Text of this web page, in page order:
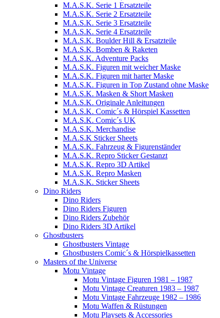
M.A.S.K. Serie 1 Ersatzteile
M.A.S.K. Serie 2 Ersatzteile
M.A.S.K. Serie 3 Ersatzteile
M.A.S.K. Serie 4 Ersatzteile
M.A.S.K. Boulder Hill & Ersatzteile
M.A.S.K. Bomben & Raketen
M.A.S.K. Adventure Packs
M.A.S.K. Figuren mit weicher Maske
M.A.S.K. Figuren mit harter Maske
M.A.S.K. Figuren in Top Zustand ohne Maske
M.A.S.K. Masken & Short Masken
M.A.S.K. Originale Anleitungen
M.A.S.K. Comic´s & Hörspiel Kassetten
M.A.S.K. Comic´s UK
M.A.S.K. Merchandise
M.A.S.K Sticker Sheets
M.A.S.K. Fahrzeug & Figurenständer
M.A.S.K. Repro Sticker Gestanzt
M.A.S.K. Repro 3D Artikel
M.A.S.K. Repro Masken
M.A.S.K. Sticker Sheets
Dino Riders
Dino Riders
Dino Riders Figuren
Dino Riders Zubehör
Dino Riders 3D Artikel
Ghostbusters
Ghostbusters Vintage
Ghostbusters Comic´s & Hörspielkassetten
Masters of the Universe
Motu Vintage
Motu Vintage Figuren 1981 – 1987
Motu Vintage Creaturen 1983 – 1987
Motu Vintage Fahrzeuge 1982 – 1986
Motu Waffen & Rüstungen
Motu Playsets & Accessories